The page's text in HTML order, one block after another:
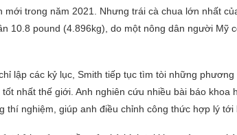
mới trong năm 2021. Nhưng trái cà chua lớn nhất
10.8 pound (4.896kg), do một nông dân người Mỹ
lập các kỷ lục, Smith tiếp tục tìm tòi những
nhất thế giới. Anh nghiên cứu nhiều bài báo khoa
thí nghiệm, giúp anh điều chỉnh công thức hợp lý tới